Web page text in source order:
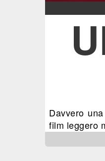
Davvero
film leggero